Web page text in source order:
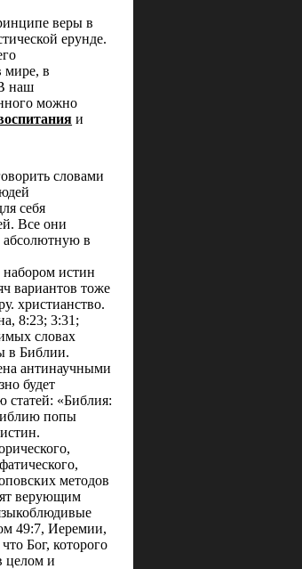
веры в
ерунде.
мире, в
наш
можно
и
словами
себя
Все они
в
набором истин
вариантов тоже
христианство.
8:23; 3:31;
словах
в Библии.
антинаучными
будет
«Библия:
попы
методов
верующим
49:7, Иеремии,
Бог, которого
целом и